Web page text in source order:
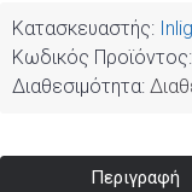
Κατασκευαστής:
Κωδικός Προϊόντος:
Διαθεσιμότητα:
Περιγραφή